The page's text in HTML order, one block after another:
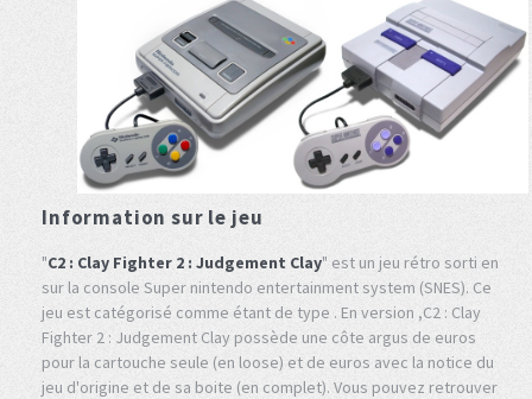
Information sur le jeu
"C2 : Clay Fighter 2 : Judgement Clay" est un jeu rétro sorti en
sur la console Super nintendo entertainment system (SNES). Ce
jeu est catégorisé comme étant de type . En version ,C2 : Clay
Fighter 2 : Judgement Clay possède une côte argus de euros
pour la cartouche seule (en loose) et de euros avec la notice du
jeu d'origine et de sa boite (en complet). Vous pouvez retrouver